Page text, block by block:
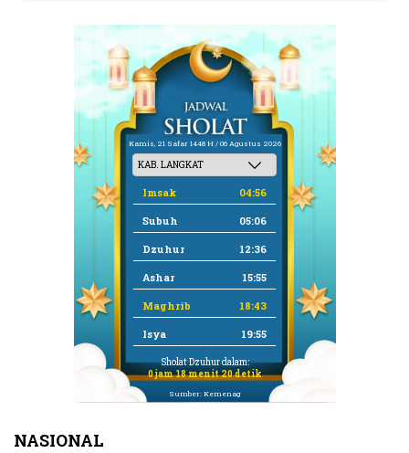
Kamis, 21 Safar 1448 H / 06 Agustus 2026
Imsak 04:56
Subuh 05:06
Dzuhur 12:36
Ashar 15:55
Maghrib 18:43
Isya 19:55
Sholat Dzuhur dalam:
0 jam 18 menit 19 detik
Sumber: Kemenag
NASIONAL